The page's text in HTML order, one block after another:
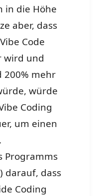
in die Höhe
aber, dass
Code
wird und
mehr
würde
Coding
um einen
Programms
darauf, dass
Coding